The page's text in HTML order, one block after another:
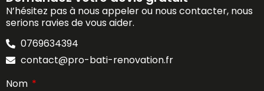
N’hésitez pas à nous appeler ou nous contacter, nous
serions ravies de vous aider.
0769634394
contact@pro-bati-renovation.fr
Nom